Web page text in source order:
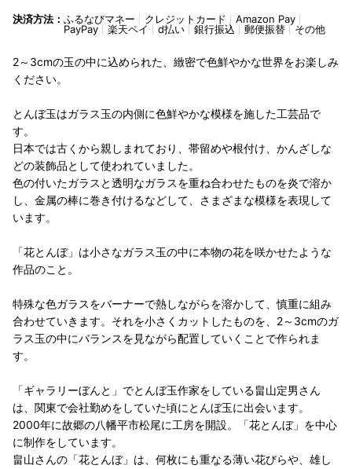
決済方法： ふるなびマネー クレジットカード
Amazon Pay
PayPay
楽天ペイ d払い 銀行振込 郵便振替 その他
2～3cmの玉の中に込められた、緻密で色鮮やかな世界をお楽しみ
ください。
とんぼ玉はガラス玉の内側に色鮮やかな模様を施した工芸品で
す。
日本では古くから親しまれており、帯留めや根付け、かんざしな
どの装飾品として使われていました。
色の付いたガラスと透明なガラスを重ね合わせたものを炎で溶か
し、金属の棒に巻き付けるなどして、さまざまな模様を表現して
います。
「花とんぼ」は小さなガラス玉の中に本物の花を咲かせたような
作品のこと。
特殊な色ガラスをバーナーで熱しながらを溶かして、慎重に組み
合わせていきます。それを小さくカットしたものを、2～3cmのガ
ラス玉の中にバランスを見ながら配置していくことで作られま
す。
「ギャラリーぼんと」でとんぼ玉作家をしている畠山定男さん
は、関東で会社勤めをしていた頃にとんぼ玉に出会います。
2000年に故郷の八幡平市松尾に工房を開設。「花とんぼ」を中心
に制作をしています。
畠山さんの「花とんぼ」は、何枚にも重なる薄い花びらや、雄し